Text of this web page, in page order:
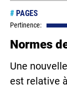
# PAGES
Pertinence:
Normes
Une
est relative